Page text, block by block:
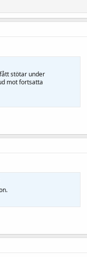
stötar under
mot fortsatta